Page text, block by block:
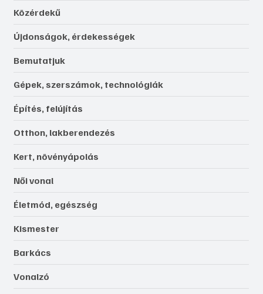
Közérdekű
Újdonságok, érdekességek
Bemutatjuk
Gépek, szerszámok, technológiák
Építés, felújítás
Otthon, lakberendezés
Kert, növényápolás
Női vonal
Életmód, egészség
Kismester
Barkács
Vonalzó